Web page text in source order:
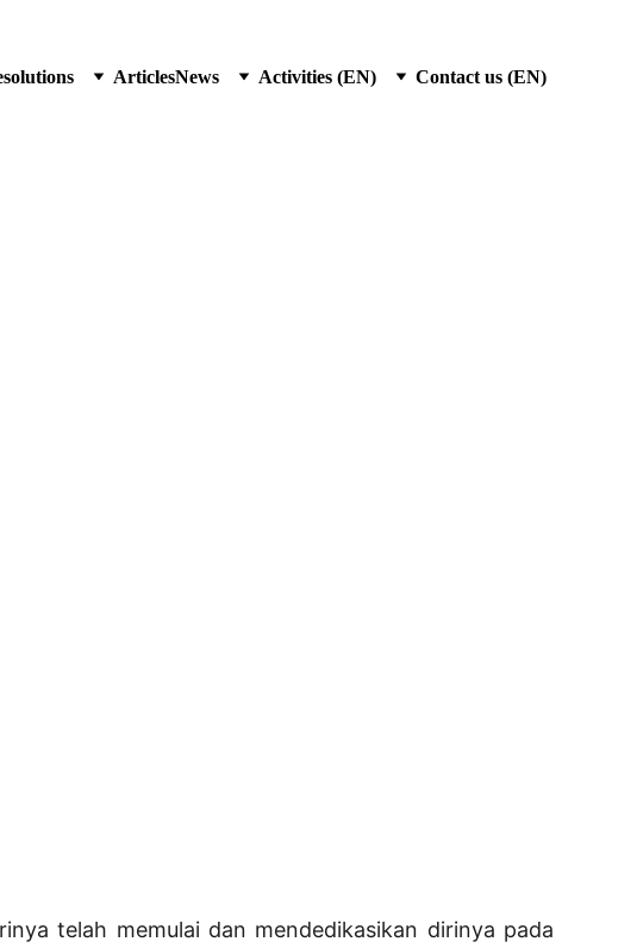
ArticlesNews Activities (EN) Contact us (EN)
telah memulai dan mendedikasikan dirinya pada